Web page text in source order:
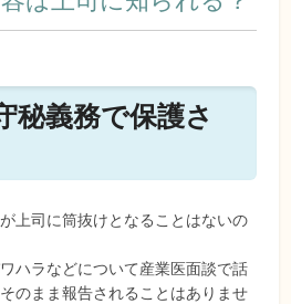
秘義務で保護さ
上司に筒抜けとなることはないの
ハラなどについて産業医面談で話
のまま報告されることはありませ